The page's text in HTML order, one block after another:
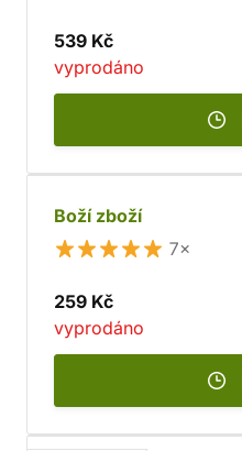
539 Kč
vyprodáno
Boží zboží
7×
259 Kč
vyprodáno